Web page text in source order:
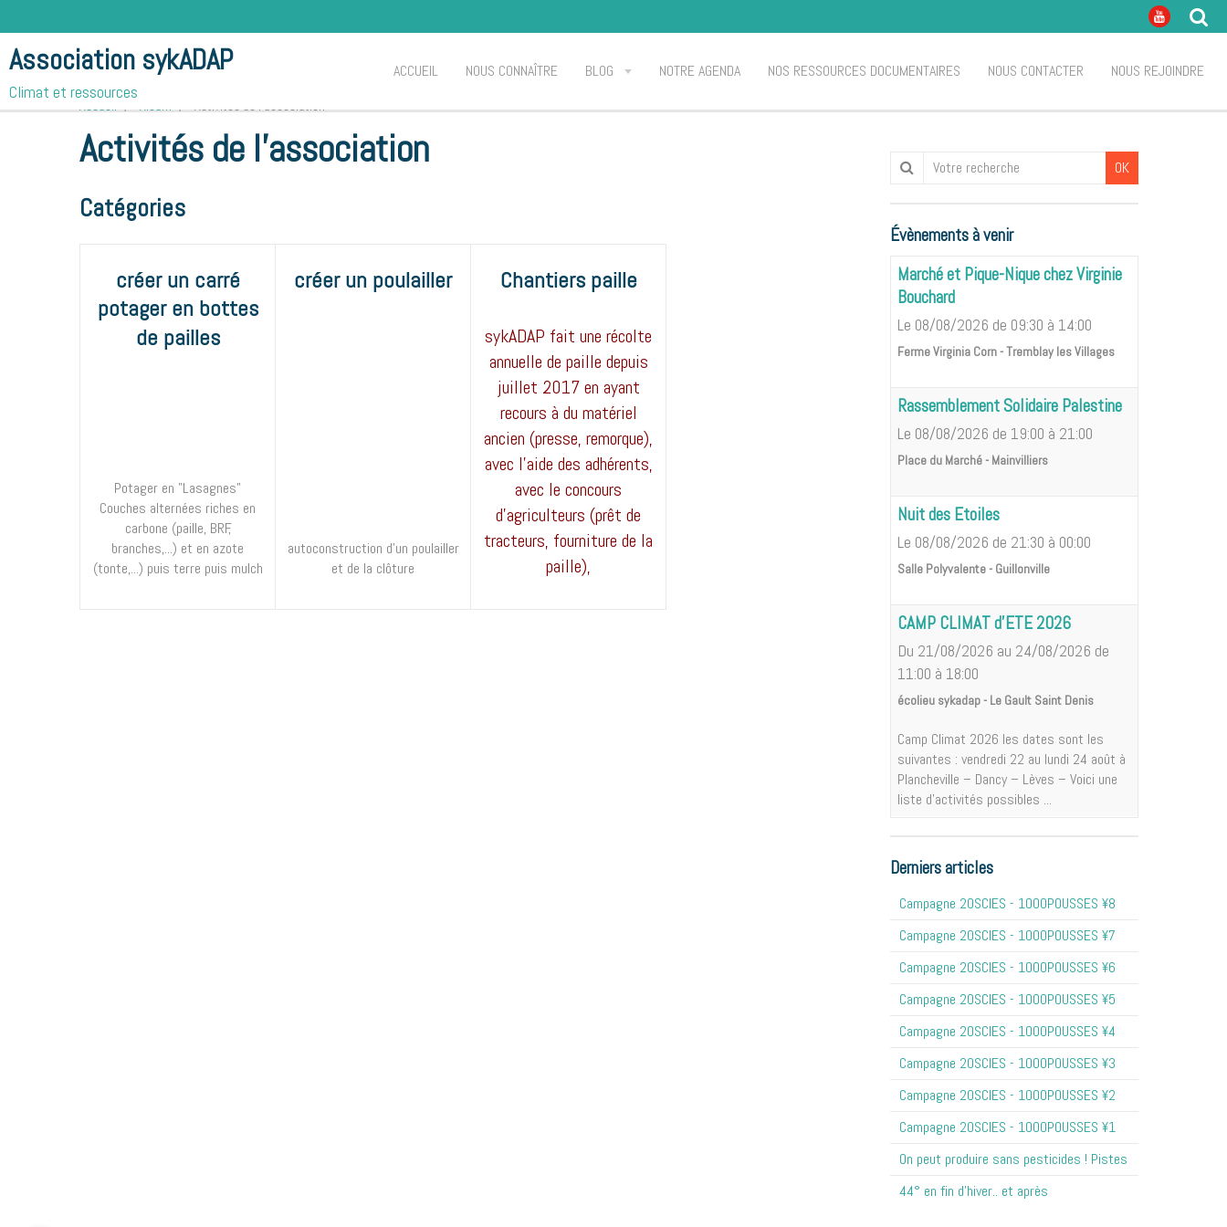
Association sykADAP
Climat et ressources
ACCUEIL NOUS CONNAÎTRE BLOG NOTRE AGENDA NOS RESSOURCES DOCUMENTAIRES NOUS CONTACTER NOUS REJOINDRE
Activités de l'association
Catégories
créer un carré
potager en bottes
de pailles
Potager en "Lasagnes"
Couches alternées riches en
carbone (paille, BRF,
branches,...) et en azote
(tonte,...) puis terre puis mulch
créer un poulailler
autoconstruction d'un poulailler
et de la clôture
Chantiers paille
sykADAP fait une récolte
annuelle de paille depuis
juillet 2017 en ayant
recours à du matériel
ancien (presse, remorque),
avec l'aide des adhérents,
avec le concours
d'agriculteurs (prêt de
tracteurs, fourniture de la
paille),
OK
Évènements à venir
Marché et Pique-Nique chez Virginie
Bouchard
Le 08/08/2026 de 09:30 à 14:00
Ferme Virginia Corn - Tremblay les Villages
Rassemblement Solidaire Palestine
Le 08/08/2026 de 19:00 à 21:00
Place du Marché - Mainvilliers
Nuit des Etoiles
Le 08/08/2026 de 21:30 à 00:00
Salle Polyvalente - Guillonville
CAMP CLIMAT d'ETE 2026
Du 21/08/2026 au 24/08/2026 de
11:00 à 18:00
écolieu sykadap - Le Gault Saint Denis
Camp Climat 2026 les dates sont les
suivantes : vendredi 22 au lundi 24 août à
Plancheville – Dancy – Lèves – Voici une
liste d'activités possibles ...
Derniers articles
Campagne 20SCIES - 1OOOPOUSSES ¥8
Campagne 20SCIES - 1OOOPOUSSES ¥7
Campagne 20SCIES - 1OOOPOUSSES ¥6
Campagne 20SCIES - 1OOOPOUSSES ¥5
Campagne 20SCIES - 1OOOPOUSSES ¥4
Campagne 20SCIES - 1OOOPOUSSES ¥3
Campagne 20SCIES - 1OOOPOUSSES ¥2
Campagne 20SCIES - 1OOOPOUSSES ¥1
On peut produire sans pesticides ! Pistes
44° en fin d'hiver.. et après